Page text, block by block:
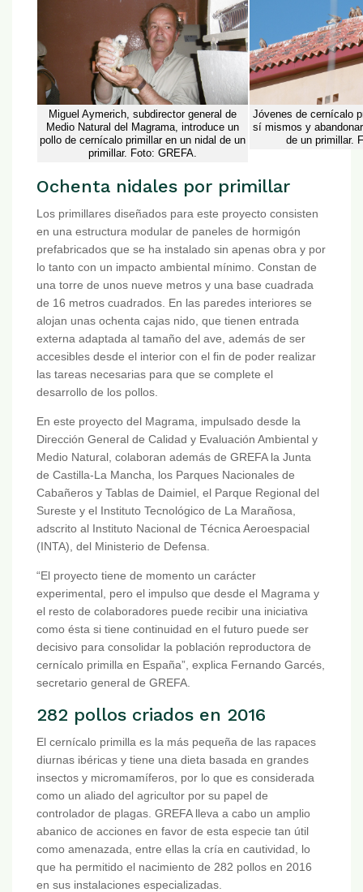
Miguel Aymerich, subdirector general de
Medio Natural del Magrama, introduce un
pollo de cernícalo primillar en un nidal de un
primillar. Foto: GREFA.
Jóvenes de cernícalo
sí mismos y
de un primillar.
Ochenta nidales por primillar
Los primillares diseñados para este proyecto consisten
en una estructura modular de paneles de hormigón
prefabricados que se ha instalado sin apenas obra y por
lo tanto con un impacto ambiental mínimo. Constan de
una torre de unos nueve metros y una base cuadrada
de 16 metros cuadrados. En las paredes interiores se
alojan unas ochenta cajas nido, que tienen entrada
externa adaptada al tamaño del ave, además de ser
accesibles desde el interior con el fin de poder realizar
las tareas necesarias para que se complete el
desarrollo de los pollos.
En este proyecto del Magrama, impulsado desde la
Dirección General de Calidad y Evaluación Ambiental y
Medio Natural, colaboran además de GREFA la Junta
de Castilla-La Mancha, los Parques Nacionales de
Cabañeros y Tablas de Daimiel, el Parque Regional del
Sureste y el Instituto Tecnológico de La Marañosa,
adscrito al Instituto Nacional de Técnica Aeroespacial
(INTA), del Ministerio de Defensa.
“El proyecto tiene de momento un carácter
experimental, pero el impulso que desde el Magrama y
el resto de colaboradores puede recibir una iniciativa
como ésta si tiene continuidad en el futuro puede ser
decisivo para consolidar la población reproductora de
cernícalo primilla en España”, explica Fernando Garcés,
secretario general de GREFA.
282 pollos criados en 2016
El cernícalo primilla es la más pequeña de las rapaces
diurnas ibéricas y tiene una dieta basada en grandes
insectos y micromamíferos, por lo que es considerada
como un aliado del agricultor por su papel de
controlador de plagas. GREFA lleva a cabo un amplio
abanico de acciones en favor de esta especie tan útil
como amenazada, entre ellas la cría en cautividad, lo
que ha permitido el nacimiento de 282 pollos en 2016
en sus instalaciones especializadas.